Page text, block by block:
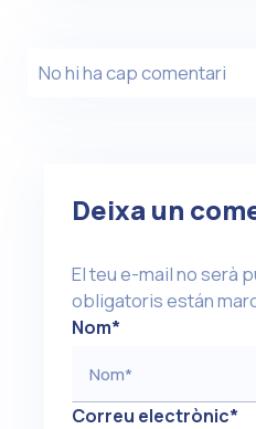
No hi ha cap comentari
Deixa un
El teu e-mail no serà
obligatoris están
Nom*
Correu electrònic*